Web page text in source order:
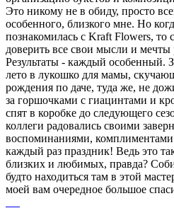
Это никому не в обиду, просто
особенного, близкого мне. Но
познакомилась с Kraft Flowers, то
доверить все свои мысли и мечты
Результаты - каждый особенный.
лето в лукошко для мамы,
рождения по даче, туда же, не
за горшочками с гиацинтами и
спят в коробке до следующего
коллеги радовались своими
воспоминаниями,
каждый раз праздник! Ведь это
близких и любимых, правда?
будто находиться там в этой
моей вам очередное большое